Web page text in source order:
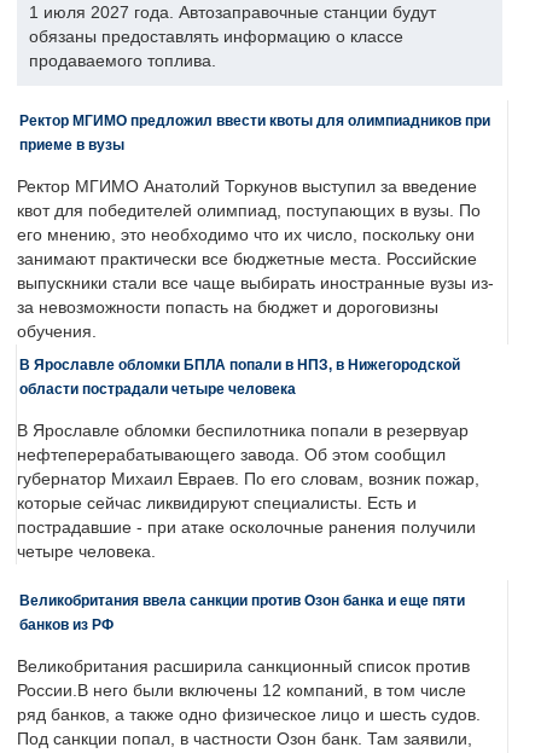
1 июля 2027 года. Автозаправочные станции будут
обязаны предоставлять информацию о классе
продаваемого топлива.
Ректор МГИМО предложил ввести квоты для олимпиадников при
приеме в вузы
Ректор МГИМО Анатолий Торкунов выступил за введение
квот для победителей олимпиад, поступающих в вузы. По
его мнению, это необходимо что их число, поскольку они
занимают практически все бюджетные места. Российские
выпускники стали все чаще выбирать иностранные вузы из-
за невозможности попасть на бюджет и дороговизны
обучения.
В Ярославле обломки БПЛА попали в НПЗ, в Нижегородской
области пострадали четыре человека
В Ярославле обломки беспилотника попали в резервуар
нефтеперерабатывающего завода. Об этом сообщил
губернатор Михаил Евраев. По его словам, возник пожар,
которые сейчас ликвидируют специалисты. Есть и
пострадавшие - при атаке осколочные ранения получили
четыре человека.
Великобритания ввела санкции против Озон банка и еще пяти
банков из РФ
Великобритания расширила санкционный список против
России.В него были включены 12 компаний, в том числе
ряд банков, а также одно физическое лицо и шесть судов.
Под санкции попал, в частности Озон банк. Там заявили,